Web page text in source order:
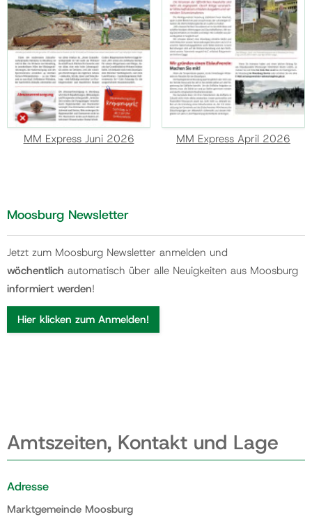
MM Express Juni 2026 MM Express April 2026
Moosburg Newsletter
Jetzt zum Moosburg Newsletter anmelden und
wöchentlich automatisch über alle Neuigkeiten aus Moosburg
informiert werden!
Hier klicken zum Anmelden!
Amtszeiten, Kontakt und Lage
Adresse
Marktgemeinde Moosburg